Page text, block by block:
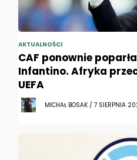
AKTUALNOŚCI
CAF ponownie
Infantino. Afryka
UEFA
MICHAŁ BOSAK / 7 SIERPNIA